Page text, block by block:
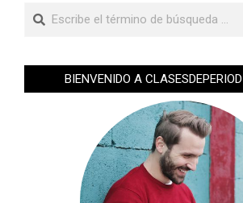
BIENVENIDO A